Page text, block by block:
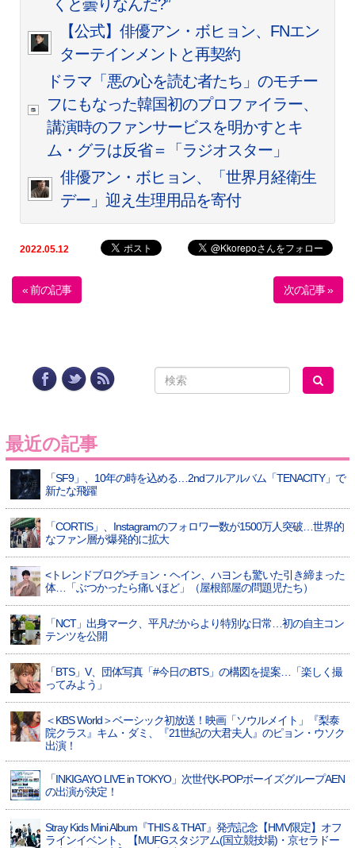
くと曇りなんだ?”
【公式】俳優アン・ボヒョン、FNエン
ターテインメントと再契約
ドラマ「悪の心を読む者たち」のモチー
フにもなった韓国初のプロファイラー、
講演時のファンサービスを明かすとキ
ム・グラは反省＝「ラジオスター」
俳優アン・ボヒョン、「世界月経衛生
デー」迎え生理用品を寄付
2022.05.12
« 前の記事 次の記事 »
最近の記事
「SF9」、10年の時を込める…2ndフルアルバム「TENACITY」で
新たな飛躍
「CORTIS」、Instagramのフォロワー数が1500万人突破…世界的
なファン層が爆発的に拡大
<トレンドブログ>チョン・ヘイン、ハヨンも驚いた引き締まった
体…「ぶつかったら痛いほど」（屋根部屋の問題児たち）
「NCT」出身マーク、平凡だからより特別な日常…初の自主コン
テンツを公開
「BTS」V、団体写真「#今日のBTS」の構図を提案…「楽しく撮
ってみよう」
＜KBS World＞ベーシック初放送！映画「ソウルメイト」『梨泰
院クラス』キム・ダミ、『21世紀の大君夫人』のピョン・ウソク
出演！
「INKIGAYO LIVE in TOKYO」次世代K-POPボーイズグループAEN
の出演が決定！
Stray Kids Mini Album『THIS & THAT』発売記念【HMV限定】オフ
ラインイベント、【MUFGスタジアム(国立競技場)・京セラドー